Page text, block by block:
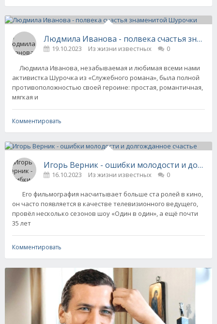
Людмила Иванова - полвека счастья
19.10.2023 Из жизни известных 0
Людмила Иванова, незабываемая и любимая всеми нами
активистка Шурочка из «Служебного романа», была полной
противоположностью своей героине: простая, романтичная,
мягкая и
Комментировать
Игорь Верник - ошибки молодости и
16.10.2023 Из жизни известных 0
Его фильмография насчитывает больше ста ролей в кино,
он часто появляется в качестве телевизионного ведущего,
провёл несколько сезонов шоу «Один в один», а ещё почти
35 лет
Комментировать